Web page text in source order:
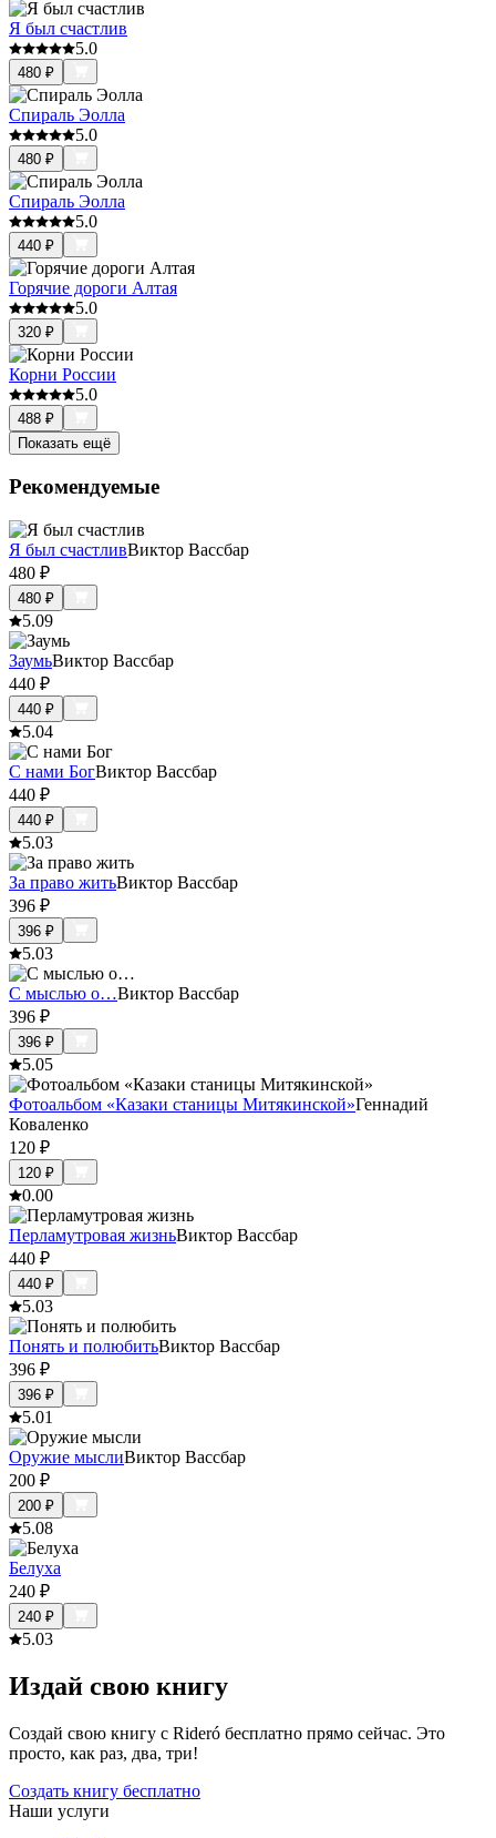
Я был счастлив
5.0
480 ₽
Спираль Эолла
5.0
480 ₽
Спираль Эолла
5.0
440 ₽
Горячие дороги Алтая
5.0
320 ₽
Корни России
5.0
488 ₽
Показать ещё
Рекомендуемые
Я был счастливВиктор Вассбар
480 ₽
480 ₽
5.09
ЗаумьВиктор Вассбар
440 ₽
440 ₽
5.04
С нами БогВиктор Вассбар
440 ₽
440 ₽
5.03
За право житьВиктор Вассбар
396 ₽
396 ₽
5.03
С мыслью о…Виктор Вассбар
396 ₽
396 ₽
5.05
Фотоальбом «Казаки станицы Митякинской»Геннадий
Коваленко
120 ₽
120 ₽
0.00
Перламутровая жизньВиктор Вассбар
440 ₽
440 ₽
5.03
Понять и полюбитьВиктор Вассбар
396 ₽
396 ₽
5.01
Оружие мыслиВиктор Вассбар
200 ₽
200 ₽
5.08
Белуха
240 ₽
240 ₽
5.03
Издай свою книгу
Создай свою книгу с Rideró бесплатно прямо сейчас. Это
просто, как раз, два, три!
Создать книгу бесплатно
Наши услуги